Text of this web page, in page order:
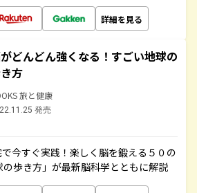
詳細を見る
どんどん強くなる！すごい地球の
方
旅と健康
発売
今すぐ実践！楽しく脳を鍛える５０の
の歩き方」が最新脳科学とともに解説